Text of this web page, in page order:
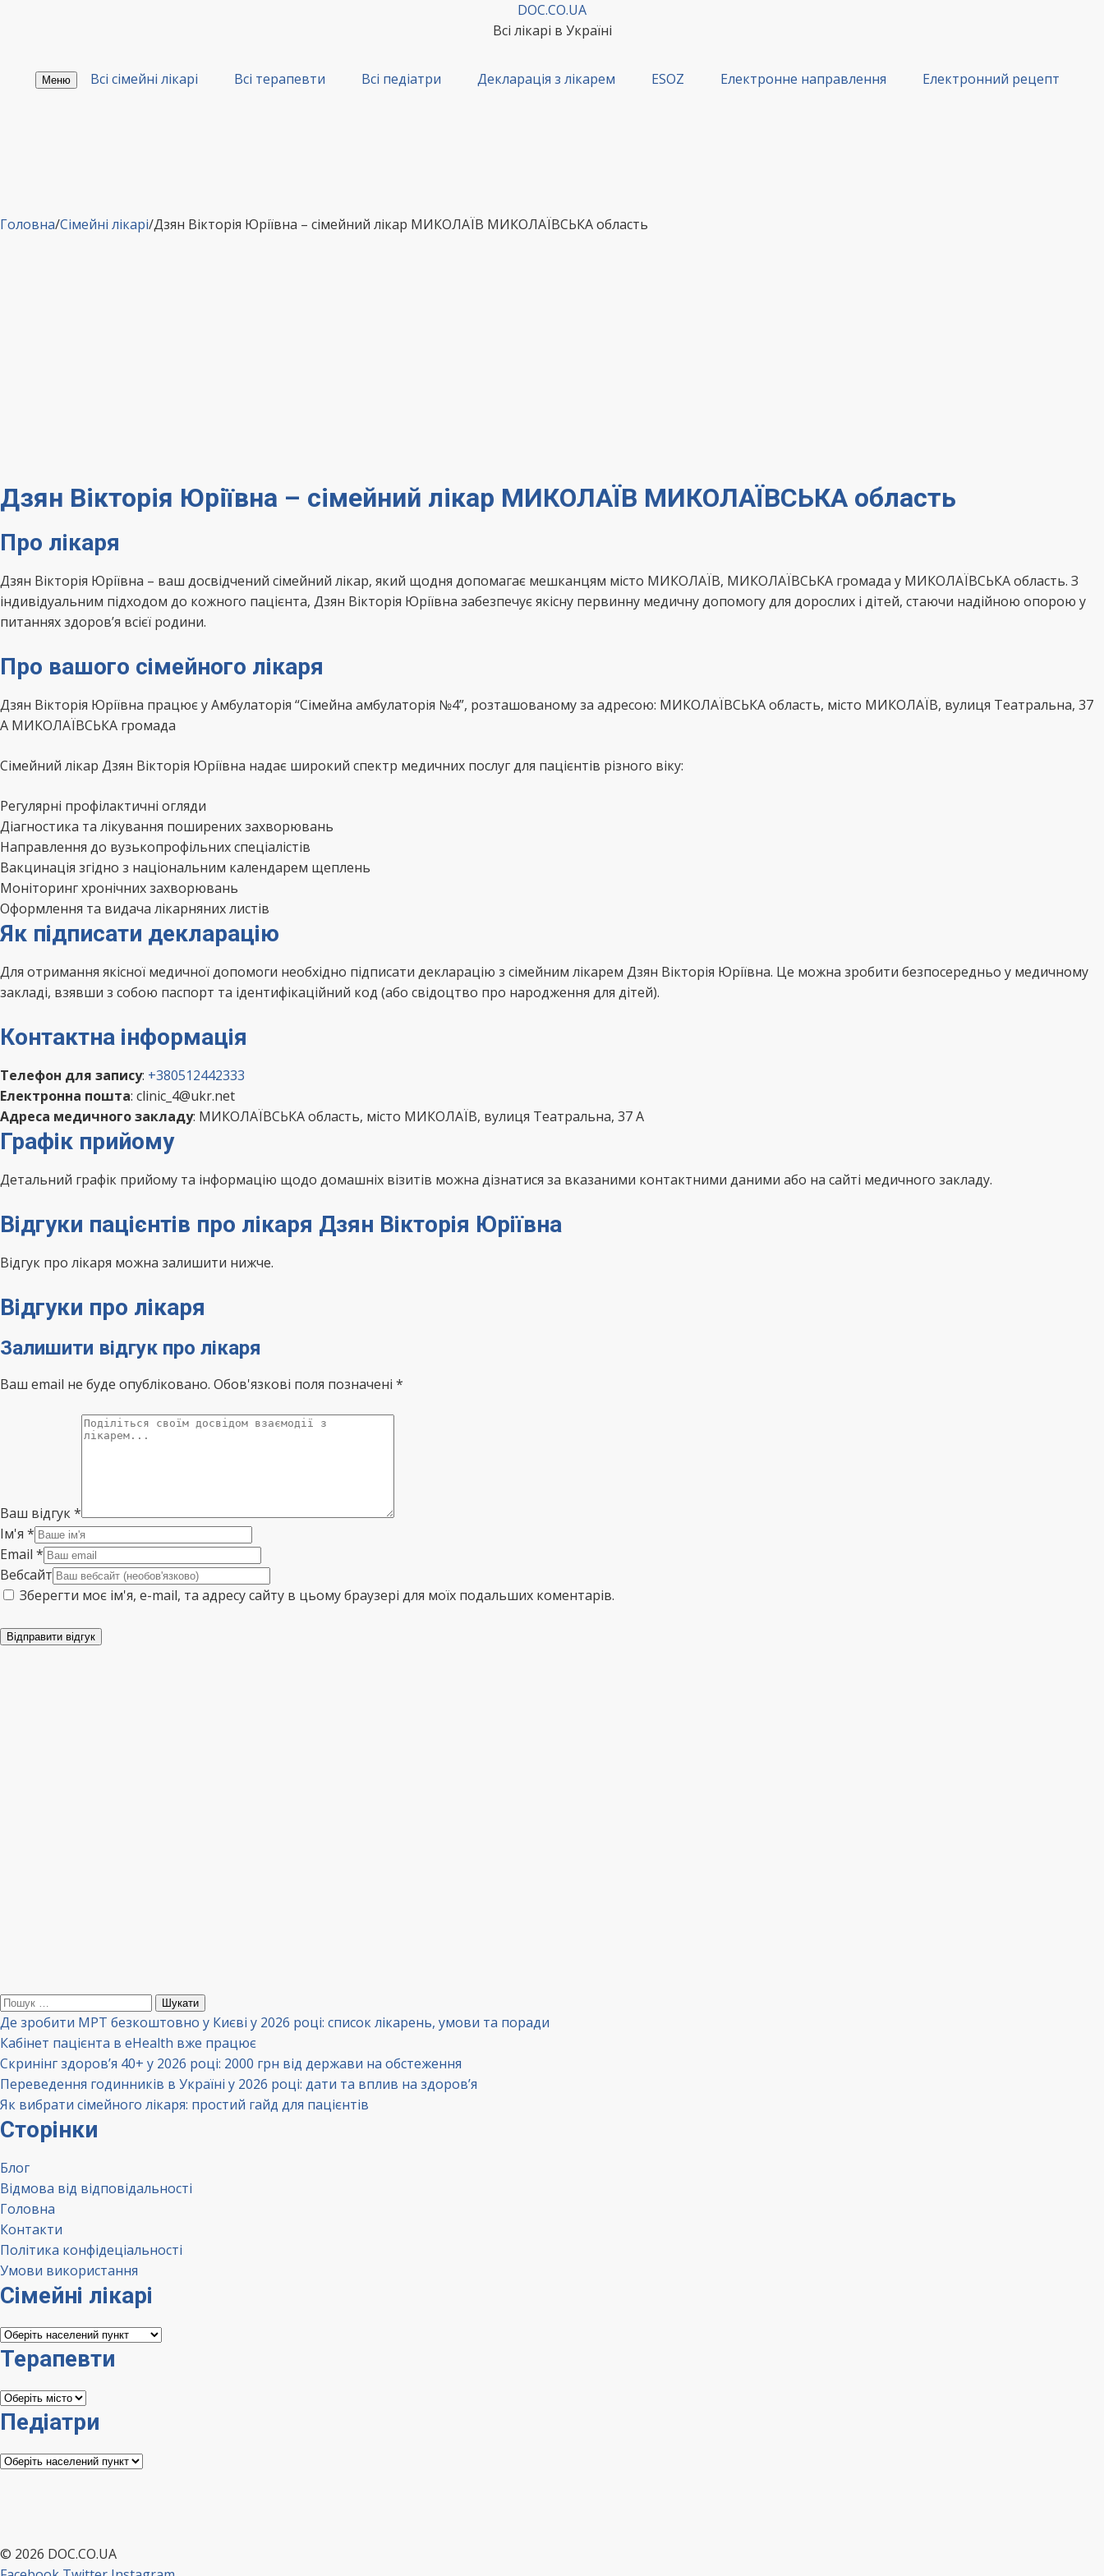
DOC.CO.UA
Всі лікарі в Україні
Меню Всі сімейні лікарі Всі терапевти Всі педіатри Декларація з лікарем ESOZ Електронне направлення Електронний рецепт
Головна/Сімейні лікарі/Дзян Вікторія Юріївна – сімейний лікар МИКОЛАЇВ МИКОЛАЇВСЬКА область
Дзян Вікторія Юріївна – сімейний лікар МИКОЛАЇВ МИКОЛАЇВСЬКА область
Про лікаря
Дзян Вікторія Юріївна – ваш досвідчений сімейний лікар, який щодня допомагає мешканцям місто МИКОЛАЇВ, МИКОЛАЇВСЬКА громада у МИКОЛАЇВСЬКА область. З
індивідуальним підходом до кожного пацієнта, Дзян Вікторія Юріївна забезпечує якісну первинну медичну допомогу для дорослих і дітей, стаючи надійною опорою у
питаннях здоров’я всієї родини.
Про вашого сімейного лікаря
Дзян Вікторія Юріївна працює у Амбулаторія “Сімейна амбулаторія №4”, розташованому за адресою: МИКОЛАЇВСЬКА область, місто МИКОЛАЇВ, вулиця Театральна, 37
А МИКОЛАЇВСЬКА громада
Сімейний лікар Дзян Вікторія Юріївна надає широкий спектр медичних послуг для пацієнтів різного віку:
Регулярні профілактичні огляди
Діагностика та лікування поширених захворювань
Направлення до вузькопрофільних спеціалістів
Вакцинація згідно з національним календарем щеплень
Моніторинг хронічних захворювань
Оформлення та видача лікарняних листів
Як підписати декларацію
Для отримання якісної медичної допомоги необхідно підписати декларацію з сімейним лікарем Дзян Вікторія Юріївна. Це можна зробити безпосередньо у медичному
закладі, взявши з собою паспорт та ідентифікаційний код (або свідоцтво про народження для дітей).
Контактна інформація
Телефон для запису: +380512442333
Електронна пошта: clinic_4@ukr.net
Адреса медичного закладу: МИКОЛАЇВСЬКА область, місто МИКОЛАЇВ, вулиця Театральна, 37 А
Графік прийому
Детальний графік прийому та інформацію щодо домашніх візитів можна дізнатися за вказаними контактними даними або на сайті медичного закладу.
Відгуки пацієнтів про лікаря Дзян Вікторія Юріївна
Відгук про лікаря можна залишити нижче.
Відгуки про лікаря
Залишити відгук про лікаря
Ваш email не буде опубліковано. Обов'язкові поля позначені *
Ваш відгук*
Ім'я *
Email *
Вебсайт
Зберегти моє ім'я, e-mail, та адресу сайту в цьому браузері для моїх подальших коментарів.
Відправити відгук
Пошук:
Де зробити МРТ безкоштовно у Києві у 2026 році: список лікарень, умови та поради
Кабінет пацієнта в eHealth вже працює
Скринінг здоров’я 40+ у 2026 році: 2000 грн від держави на обстеження
Переведення годинників в Україні у 2026 році: дати та вплив на здоров’я
Як вибрати сімейного лікаря: простий гайд для пацієнтів
Сторінки
Блог
Відмова від відповідальності
Головна
Контакти
Політика конфідеціальності
Умови використання
Сімейні лікарі
Сімейні
лікарі
Терапевти
Терапевти
Педіатри
Педіатри
© 2026 DOC.CO.UA